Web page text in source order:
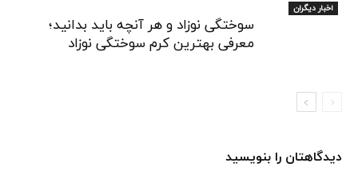
اخبار دیگران
سوختگی نوزاد و هر آنچه باید بدانید؛
معرفی بهترین کرم سوختگی نوزاد
دیدگاهتان را بنویسید